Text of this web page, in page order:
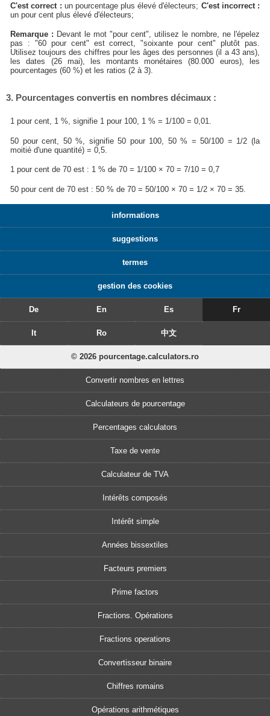
C'est correct : un pourcentage plus élevé d'électeurs; C'est incorrect :
un pour cent plus élevé d'électeurs;
Remarque : Devant le mot "pour cent", utilisez le nombre, ne l'épelez
pas : "60 pour cent" est correct, "soixante pour cent" plutôt pas.
Utilisez toujours des chiffres pour les âges des personnes (il a 43 ans),
les dates (26 mai), les montants monétaires (80.000 euros), les
pourcentages (60 %) et les ratios (2 à 3).
3. Pourcentages convertis en nombres décimaux :
1 pour cent, 1 %, signifie 1 pour 100, 1 % = 1/100 = 0,01.
50 pour cent, 50 %, signifie 50 pour 100, 50 % = 50/100 = 1/2 (la
moitié d'une quantité) = 0,5.
1 pour cent de 70 est : 1 % de 70 = 1/100 × 70 = 7/10 = 0,7
50 pour cent de 70 est : 50 % de 70 = 50/100 × 70 = 1/2 × 70 = 35.
informations
suggestions
termes
gestion des cookies
De En Es Fr
It Ro 中文
© 2026 pourcentage.calculators.ro
Convertir nombres en lettres
Calculateurs de pourcentage
Percentages calculators
Taxe de vente
Calculateur de TVA
Intérêts composés
Intérêt simple
Années bissextiles
Facteurs premiers
Prime factors
Fractions. Opérations
Fractions operations
Convertisseur binaire
Chiffres romains
Opérations arithmétiques